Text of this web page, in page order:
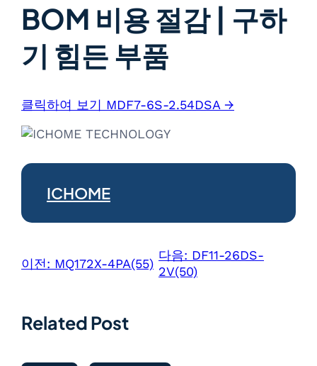
BOM 비용 절감 | 구하
기 힘든 부품
클릭하여 보기 MDF7-6S-2.54DSA →
ICHOME
이전: MQ172X-4PA(55)
다음: DF11-26DS-
2V(50)
Related Post